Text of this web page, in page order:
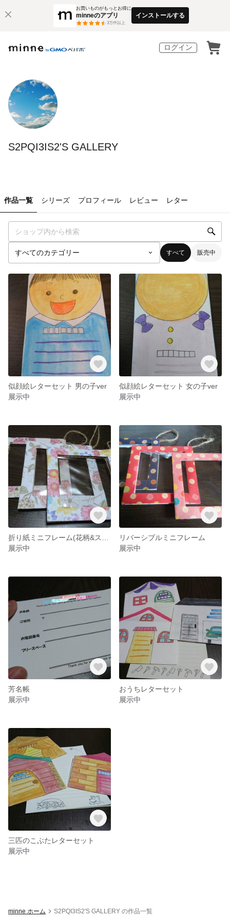
お買いものがもっとお得に
minneのアプリ
3万件以上
インストールする
ログイン
S2PQI3IS2'S GALLERY
作品一覧 シリーズ プロフィール レビュー レター
すべて 販売中
似顔絵レターセット 男の子ver
展示中
似顔絵レターセット 女の子ver
展示中
展示中
リバーシブルミニフレーム
展示中
芳名帳
展示中
おうちレターセット
展示中
三匹のこぶたレターセット
展示中
minne ホーム S2PQI3IS2'S GALLERY の作品一覧